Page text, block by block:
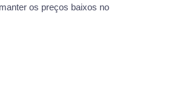
os preços baixos no